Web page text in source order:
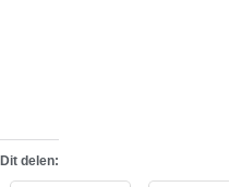
Dit delen: